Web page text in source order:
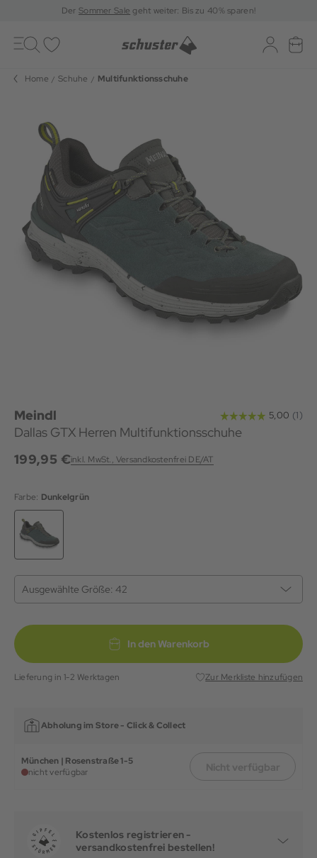
DerSommer Sale geht weiter: Bis zu 40% sparen!
Toggle
navigation
Home Schuhe Multifunktionsschuhe
Meindl
Dallas GTX Herren Multifunktionsschuhe
199,95 €inkl. MwSt., Versandkostenfrei DE/AT
Farbe: Dunkelgrün
Ausgewählte Größe: 42
In den Warenkorb
Lieferung in 1-2 Werktagen Zur Merkliste hinzufügen
Abholung im Store - Click & Collect
München | Rosenstraße 1-5
nicht verfügbar
Kostenlos registrieren -
versandkostenfrei bestellen!